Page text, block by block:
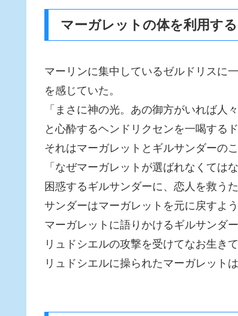
マーガレットの体を利用す
マーリンに集中しているゼルドリスに
を感じていた。
「まさに神の光。あの御方がいれば人
と心酔するヘンドリクセンを一喝するド
それはマーガレットとギルサンダーの
「なぜマーガレットが選ばれなくては
困惑するギルサンダーに、恋人を救う
サンダーはマーガレットを元に戻すよう
マーガレットに語りかけるギルサンダ
リュドシエルの攻撃を受けてなお生き
リュドシエルに操られたマーガレット